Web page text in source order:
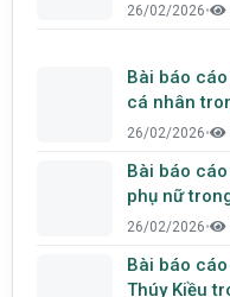
26/02/2026•
Bài báo
cá nhân
26/02/2026•
Bài báo
phụ nữ
26/02/2026•
Bài báo
Thúy Kiều